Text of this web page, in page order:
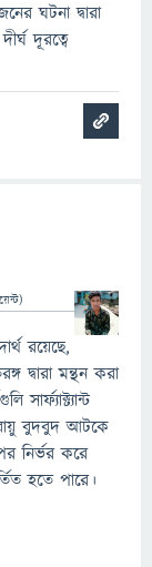
ঘটনা দ্বারা
দূরত্বে
রয়েছে,
দ্বারা মন্থন করা
বুদবুদ আটকে
নির্ভর করে
হতে পারে।